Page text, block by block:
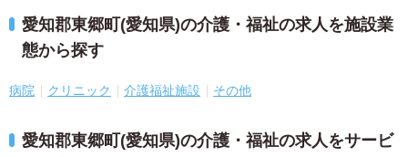
愛知郡東郷町(愛知県)の介護・福祉の求人を施設業
態から探す
病院 クリニック 介護福祉施設 その他
愛知郡東郷町(愛知県)の介護・福祉の求人をサービ